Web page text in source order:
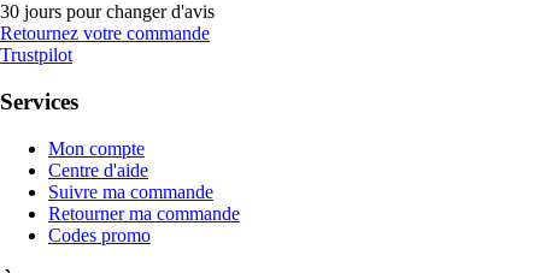
30 jours pour changer d'avis
Retournez votre commande
Trustpilot
Services
Mon compte
Centre d'aide
Suivre ma commande
Retourner ma commande
Codes promo